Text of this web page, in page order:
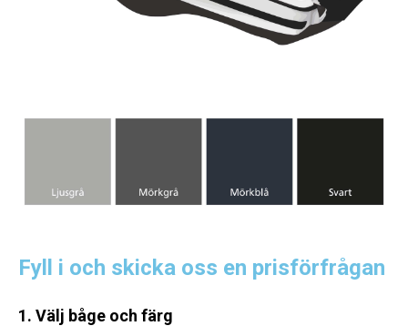
Fyll i och skicka oss en prisförfrågan
1. Välj båge och färg